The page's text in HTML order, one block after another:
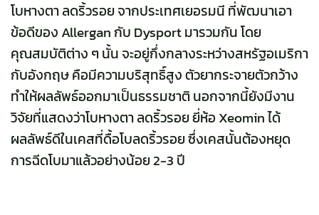
โบหางตา ลดริ้วรอย จากประเทศเยอรมนี ที่พัฒนาเอา
ข้อดีของ Allergan กับ Dysport มารวมกัน โดย
คุณสมบัติต่าง ๆ นั้น จะอยู่กึ่งกลางระหว่างสหรัฐอเมริกา
กับอังกฤษ คือมีความบริสุทธิ์สูง ตัวยากระจายตัวกว้าง
ทำให้ผลลัพธ์ออกมาเป็นธรรมชาติ นอกจากนี้ยังมีงาน
วิจัยที่แสดงว่าโบหางตา ลดริ้วรอย ยี่ห้อ Xeomin ได้
ผลลัพธ์ดีในเคสที่ดื้อโบลดริ้วรอย ซึ่งเคสนั้นต้องหยุด
การฉีดโบมาแล้วอย่างน้อย 2-3 ปี